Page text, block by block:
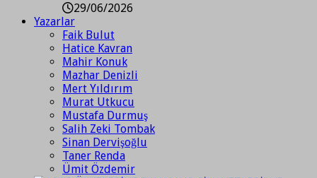
29/06/2026
Yazarlar
Faik Bulut
Hatice Kavran
Mahir Konuk
Mazhar Denizli
Mert Yıldırım
Murat Utkucu
Mustafa Durmuş
Salih Zeki Tombak
Sinan Dervişoğlu
Taner Renda
Ümit Özdemir